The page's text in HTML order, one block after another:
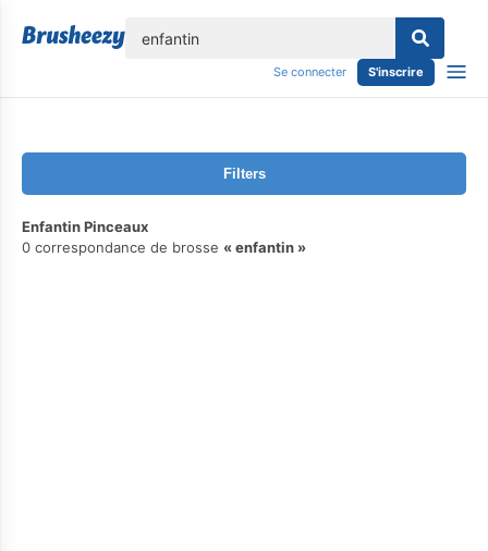
Se connecter S'inscrire
Filters
Enfantin Pinceaux
0 correspondance de brosse
enfantin